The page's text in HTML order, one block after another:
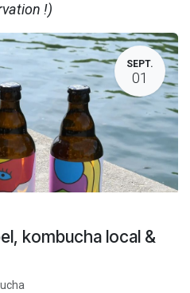
!)
SEPT.
01
kombucha local &